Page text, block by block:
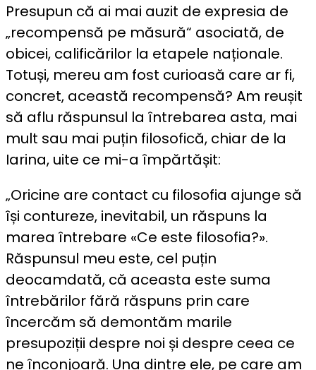
Presupun că ai mai auzit de expresia de
„recompensă pe măsură“ asociată, de
obicei, calificărilor la etapele naționale.
Totuși, mereu am fost curioasă care ar fi,
concret, această recompensă? Am reușit
să aflu răspunsul la întrebarea asta, mai
mult sau mai puțin filosofică, chiar de la
Iarina, uite ce mi-a împărtășit:
„Oricine are contact cu filosofia ajunge să
își contureze, inevitabil, un răspuns la
marea întrebare «Ce este filosofia?».
Răspunsul meu este, cel puțin
deocamdată, că aceasta este suma
întrebărilor fără răspuns prin care
încercăm să demontăm marile
presupoziții despre noi și despre ceea ce
ne înconjoară. Una dintre ele, pe care am